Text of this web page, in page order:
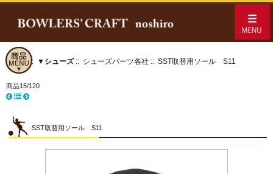
ホーム:: ▼シューズ:: シューズパーツ各社 :: SST取替用ソール S11
商品15/120
SST取替用ソール S11